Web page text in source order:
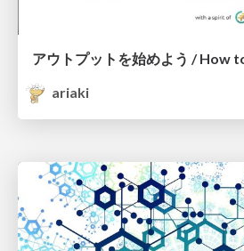
ariaki